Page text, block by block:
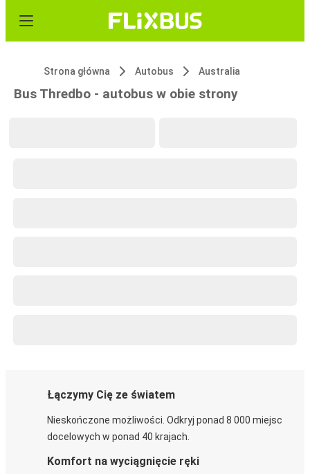
Strona główna Autobus Australia
Bus Thredbo - autobus w obie strony
Łączymy Cię ze światem
Nieskończone możliwości. Odkryj ponad 8 000 miejsc
docelowych w ponad 40 krajach.
Komfort na wyciągnięcie ręki